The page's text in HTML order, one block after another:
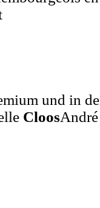
und in
Cloos